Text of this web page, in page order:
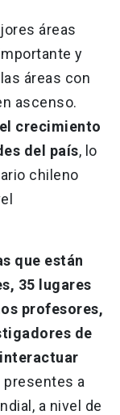
áreas
y
áreas con
ascenso.
crecimiento
del país, lo
chileno
que están
35 lugares
profesores,
de
a
a nivel de